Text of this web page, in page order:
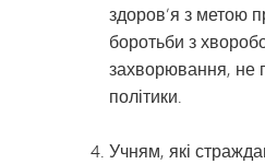
здоров’я з метою
боротьби з
захворювання, не
політики.
Учням, які